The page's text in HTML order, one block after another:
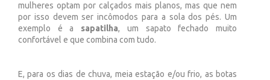
mulheres optam por calçados mais planos, mas que nem
por isso devem ser incômodos para a sola dos pés. Um
exemplo é a sapatilha, um sapato fechado muito
confortável e que combina com tudo.
E, para os dias de chuva, meia estação e/ou frio, as botas